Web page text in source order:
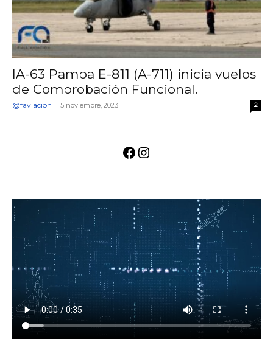
IA-63 Pampa E-811 (A-711) inicia vuelos
de Comprobación Funcional.
@faviacion - 5 noviembre, 2023 2
Facebook
Instagram